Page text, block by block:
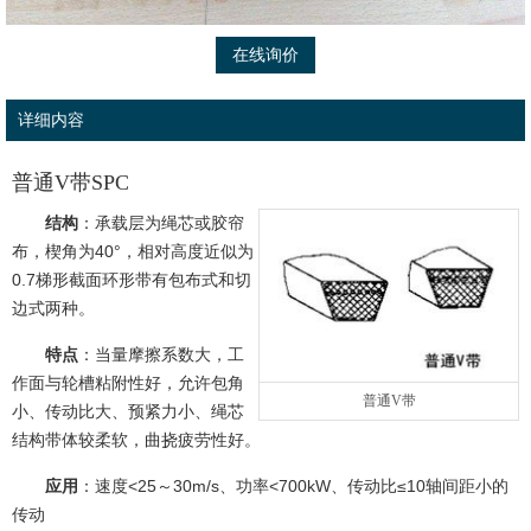
在线询价
详细内容
普通V带SPC
普通V带
结构 ：承载层为绳芯或胶帘
布，楔角为40°，相对高度近似为
0.7梯形截面环形带有包布式和切
边式两种。
特点 ：当量摩擦系数大，工
作面与轮槽粘附性好，允许包角
小、传动比大、预紧力小、绳芯
结构带体较柔软，曲挠疲劳性好。
应用 ：速度<25～30m/s、功率<700kW、传动比≤10轴间距小的
传动